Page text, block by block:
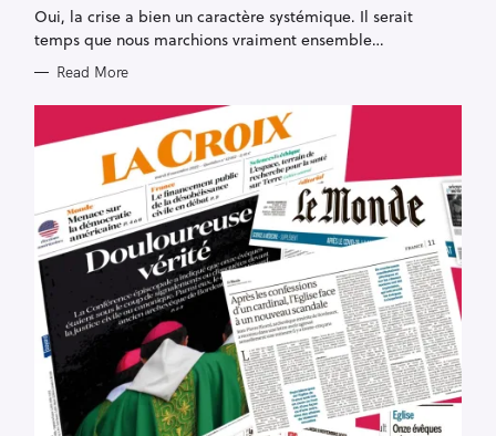
O
R
I
S
Oui, la crise a bien un caractère systémique. Il serait
temps que nous marchions vraiment ensemble…
Read More